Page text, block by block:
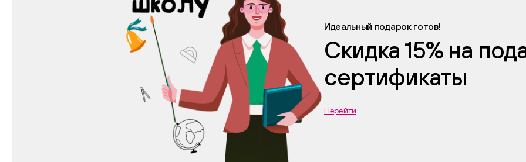
Идеальный подарок готов!
Скидка 15% на
сертификаты
Перейти